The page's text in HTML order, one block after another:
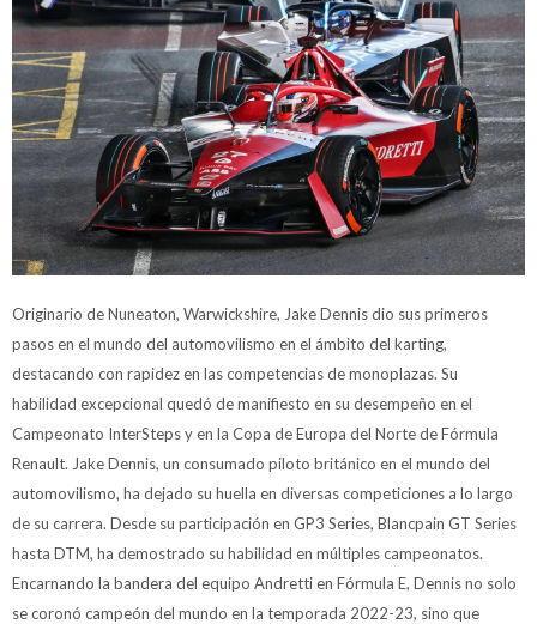
Originario de Nuneaton, Warwickshire, Jake Dennis dio sus primeros
pasos en el mundo del automovilismo en el ámbito del karting,
destacando con rapidez en las competencias de monoplazas. Su
habilidad excepcional quedó de manifiesto en su desempeño en el
Campeonato InterSteps y en la Copa de Europa del Norte de Fórmula
Renault. Jake Dennis, un consumado piloto británico en el mundo del
automovilismo, ha dejado su huella en diversas competiciones a lo largo
de su carrera. Desde su participación en GP3 Series, Blancpain GT Series
hasta DTM, ha demostrado su habilidad en múltiples campeonatos.
Encarnando la bandera del equipo Andretti en Fórmula E, Dennis no solo
se coronó campeón del mundo en la temporada 2022-23, sino que